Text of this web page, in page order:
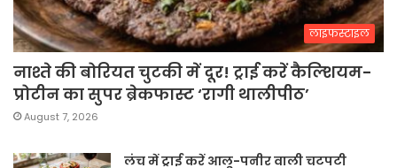
लाइफस्टाइल
नाश्ते की बोरियत चुटकी में दूर! ट्राई करें कैल्शियम-
प्रोटीन का सुपर ब्रेकफास्ट ‘रागी थालीपीठ’
August 7, 2026
लंच में ट्राई करें आलू-पनीर वाली चटपटी